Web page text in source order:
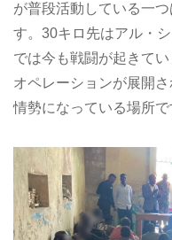
が普段活動している一
す。30キロ先はアル・
では今も戦闘が起きて
オペレーションが展開
情勢になっている場所で